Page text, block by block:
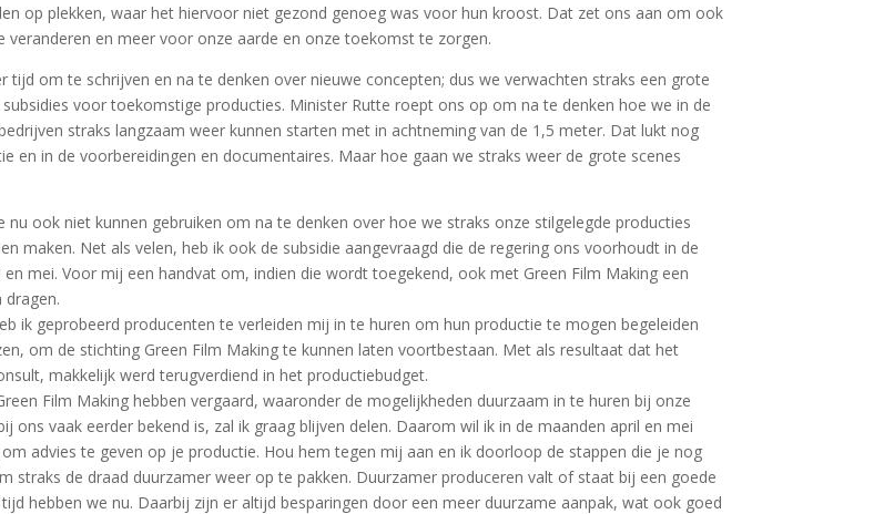
op plekken, waar het hiervoor niet gezond genoeg was voor hun kroost. Dat zet ons aan om ook
veranderen en meer voor onze aarde en onze toekomst te zorgen.
tijd om te schrijven en na te denken over nieuwe concepten; dus we verwachten straks een grote
voor toekomstige producties. Minister Rutte roept ons op om na te denken hoe we in de
straks langzaam weer kunnen starten met in achtneming van de 1,5 meter. Dat lukt nog
en in de voorbereidingen en documentaires. Maar hoe gaan we straks weer de grote scenes
nu ook niet kunnen gebruiken om na te denken over hoe we straks onze stilgelegde producties
maken. Net als velen, heb ik ook de subsidie aangevraagd die de regering ons voorhoudt in de
mei. Voor mij een handvat om, indien die wordt toegekend, ook met Green Film Making een
ik geprobeerd producenten te verleiden mij in te huren om hun productie te mogen begeleiden
om de stichting Green Film Making te kunnen laten voortbestaan. Met als resultaat dat het
makkelijk werd terugverdiend in het productiebudget.
Film Making hebben vergaard, waaronder de mogelijkheden duurzaam in te huren bij onze
ons vaak eerder bekend is, zal ik graag blijven delen. Daarom wil ik in de maanden april en mei
advies te geven op je productie. Hou hem tegen mij aan en ik doorloop de stappen die je nog
straks de draad duurzamer weer op te pakken. Duurzamer produceren valt of staat bij een goede
hebben we nu. Daarbij zijn er altijd besparingen door een meer duurzame aanpak, wat ook goed